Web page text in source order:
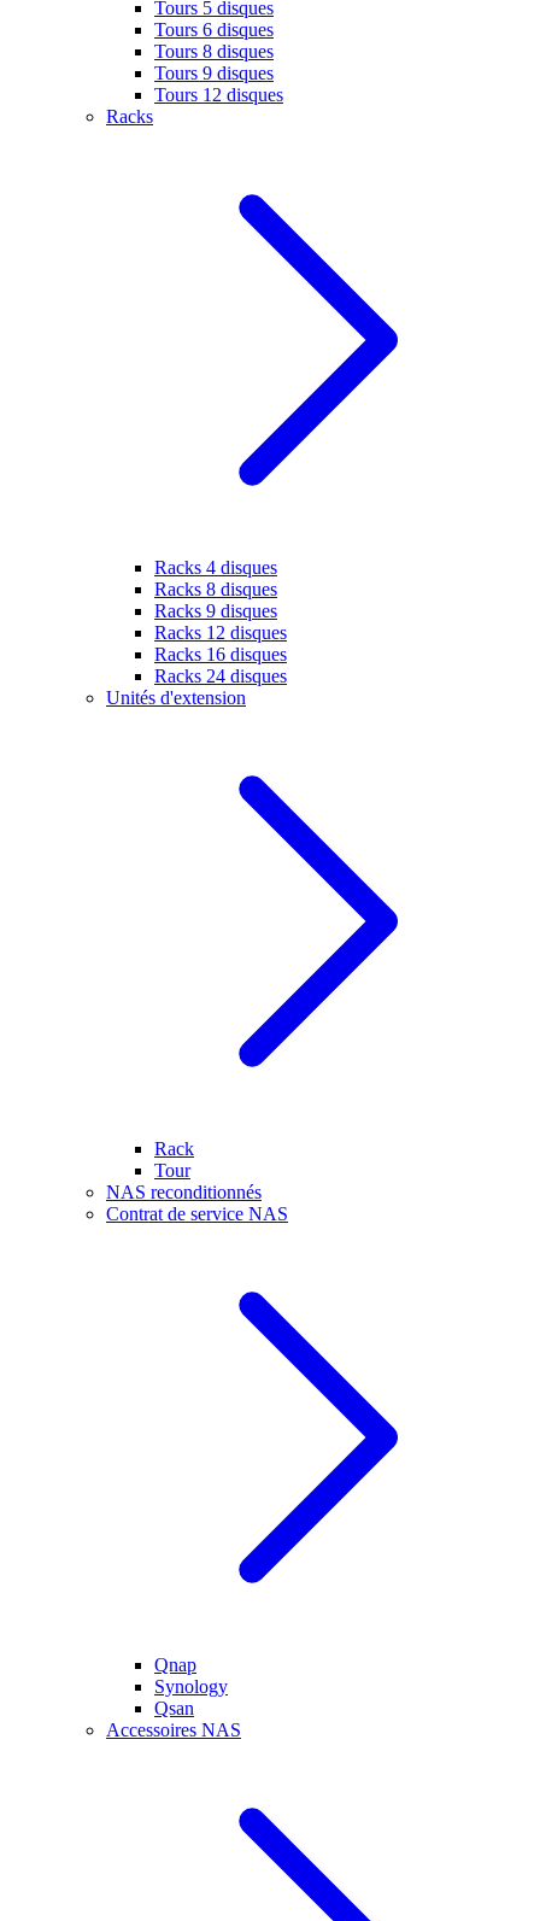
Tours 5 disques
Tours 6 disques
Tours 8 disques
Tours 9 disques
Tours 12 disques
Racks
Racks 4 disques
Racks 8 disques
Racks 9 disques
Racks 12 disques
Racks 16 disques
Racks 24 disques
Unités d'extension
Rack
Tour
NAS reconditionnés
Contrat de service NAS
Qnap
Synology
Qsan
Accessoires NAS